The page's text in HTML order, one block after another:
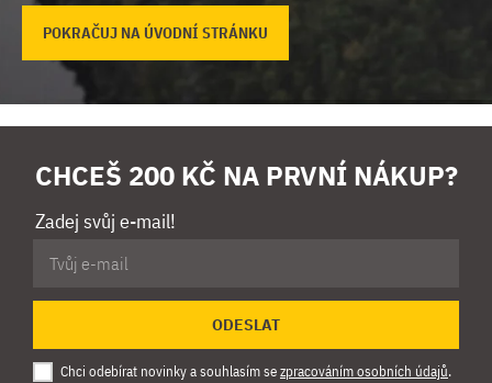
POKRAČUJ NA ÚVODNÍ STRÁNKU
CHCEŠ 200 KČ NA PRVNÍ NÁKUP?
Zadej svůj e-mail!
ODESLAT
Chci odebírat novinky a souhlasím sezpracováním osobních údajů.